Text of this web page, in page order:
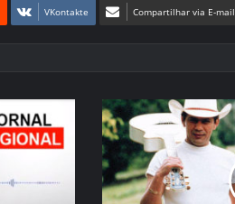
VKontakte Compartilhar via E-mail